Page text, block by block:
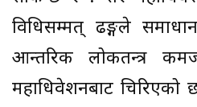
विधिसम्मत् ढङ्गले
आन्तरिक लोकतन्त्र
महाधिवेशनबाट चिरिएको